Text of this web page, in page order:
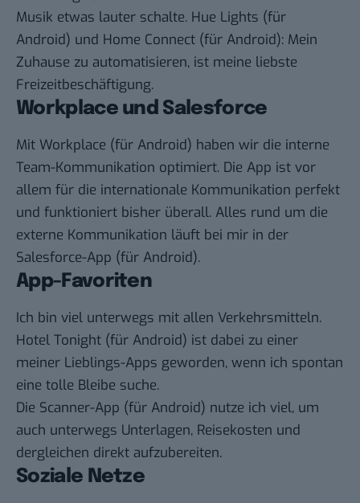
Musik etwas lauter schalte. Hue Lights (für
Android) und Home Connect (für Android): Mein
Zuhause zu automatisieren, ist meine liebste
Freizeitbeschäftigung.
Workplace und Salesforce
Mit Workplace (für Android) haben wir die interne
Team-Kommunikation optimiert. Die App ist vor
allem für die internationale Kommunikation perfekt
und funktioniert bisher überall. Alles rund um die
externe Kommunikation läuft bei mir in der
Salesforce-App (für Android).
App-Favoriten
Ich bin viel unterwegs mit allen Verkehrsmitteln.
Hotel Tonight (für Android) ist dabei zu einer
meiner Lieblings-Apps geworden, wenn ich spontan
eine tolle Bleibe suche.
Die Scanner-App (für Android) nutze ich viel, um
auch unterwegs Unterlagen, Reisekosten und
dergleichen direkt aufzubereiten.
Soziale Netze